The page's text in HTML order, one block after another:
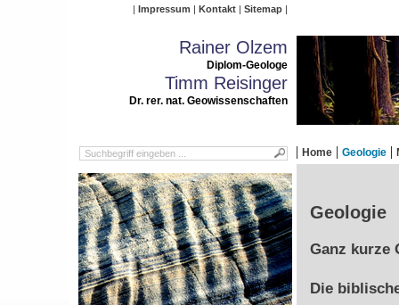
Impressum Kontakt Sitemap
Rainer Olzem
Diplom-Geologe
Timm Reisinger
Dr. rer. nat. Geowissenschaften
Home Geologie
Geologie
Ganz kurze
Die